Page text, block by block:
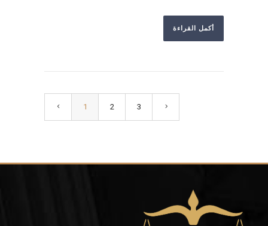
أكمل القراءة
1 2 3